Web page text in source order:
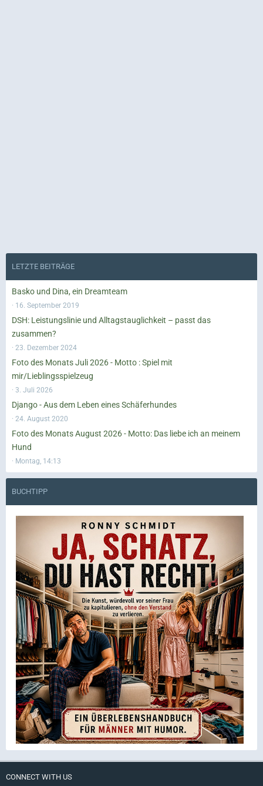
LETZTE BEITRÄGE
Basko und Dina, ein Dreamteam
16. September 2019
DSH: Leistungslinie und Alltagstauglichkeit – passt das
zusammen?
23. Dezember 2024
Foto des Monats Juli 2026 - Motto : Spiel mit
mir/Lieblingsspielzeug
3. Juli 2026
Django - Aus dem Leben eines Schäferhundes
24. August 2020
Foto des Monats August 2026 - Motto: Das liebe ich an meinem
Hund
Montag, 14:13
BUCHTIPP
CONNECT WITH US